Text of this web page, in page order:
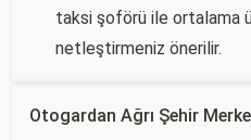
taksi şoförü ile ortalama
netleştirmeniz önerilir.
Otogardan Ağrı Şehir